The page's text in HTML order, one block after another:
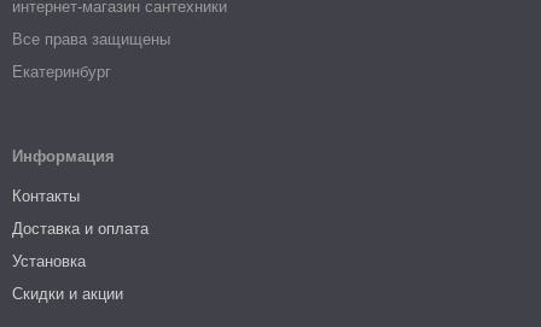
интернет-магазин сантехники
Все права защищены
Екатеринбург
Информация
Контакты
Доставка и оплата
Установка
Скидки и акции